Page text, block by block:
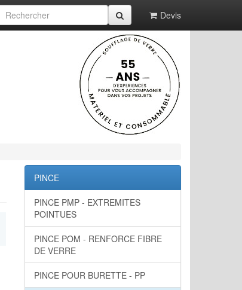
Devis
PINCE
PINCE PMP - EXTREMITES
POINTUES
PINCE POM - RENFORCE FIBRE
DE VERRE
PINCE POUR BURETTE - PP